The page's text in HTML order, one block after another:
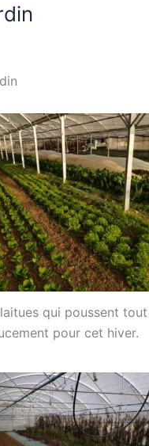
qui poussent tout
pour cet hiver.